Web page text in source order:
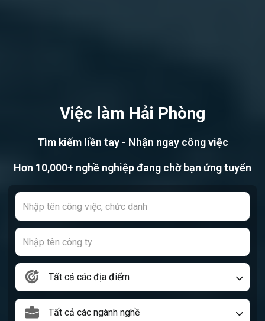
Việc làm Hải Phòng
Tìm kiếm liền tay - Nhận ngay công việc
Hơn 10,000+ nghề nghiệp đang chờ bạn ứng tuyển
Tất cả các địa điểm
Tất cả các ngành nghề